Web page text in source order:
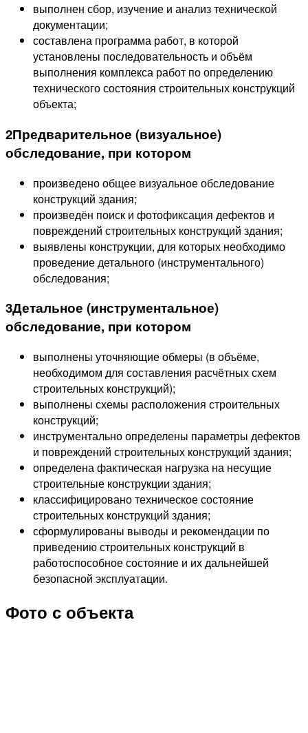
выполнен сбор, изучение и анализ технической
документации;
составлена программа работ, в которой
установлены последовательность и объём
выполнения комплекса работ по определению
технического состояния строительных конструкций
объекта;
2Предварительное (визуальное)
обследование, при котором
произведено общее визуальное обследование
конструкций здания;
произведён поиск и фотофиксация дефектов и
повреждений строительных конструкций здания;
выявлены конструкции, для которых необходимо
проведение детального (инструментального)
обследования;
3Детальное (инструментальное)
обследование, при котором
выполнены уточняющие обмеры (в объёме,
необходимом для составления расчётных схем
строительных конструкций);
выполнены схемы расположения строительных
конструкций;
инструментально определены параметры дефектов
и повреждений строительных конструкций здания;
определена фактическая нагрузка на несущие
строительные конструкции здания;
классифицировано техническое состояние
строительных конструкций здания;
сформулированы выводы и рекомендации по
приведению строительных конструкций в
работоспособное состояние и их дальнейшей
безопасной эксплуатации.
Фото с объекта